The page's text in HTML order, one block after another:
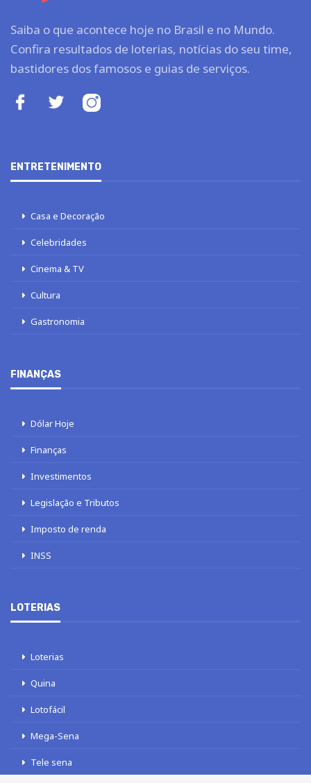
Saiba o que acontece hoje no Brasil e no Mundo.
Confira resultados de loterias, notícias do seu time,
bastidores dos famosos e guias de serviços.
ENTRETENIMENTO
Casa e Decoração
Celebridades
Cinema & TV
Cultura
Gastronomia
FINANÇAS
Dólar Hoje
Finanças
Investimentos
Legislação e Tributos
Imposto de renda
INSS
LOTERIAS
Loterias
Quina
Lotofácil
Mega-Sena
Tele sena